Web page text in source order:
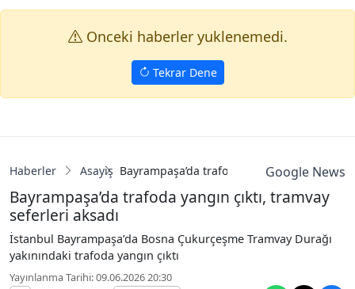
Onceki haberler yuklenemedi.
Tekrar Dene
Haberler Asayiş Bayrampaşa’da trafoda yangın çıktı,
Google News
Bayrampaşa’da trafoda yangın çıktı, tramvay
seferleri aksadı
İstanbul Bayrampaşa’da Bosna Çukurçeşme Tramvay Durağı
yakınındaki trafoda yangın çıktı
Yayınlanma Tarihi: 09.06.2026 20:30